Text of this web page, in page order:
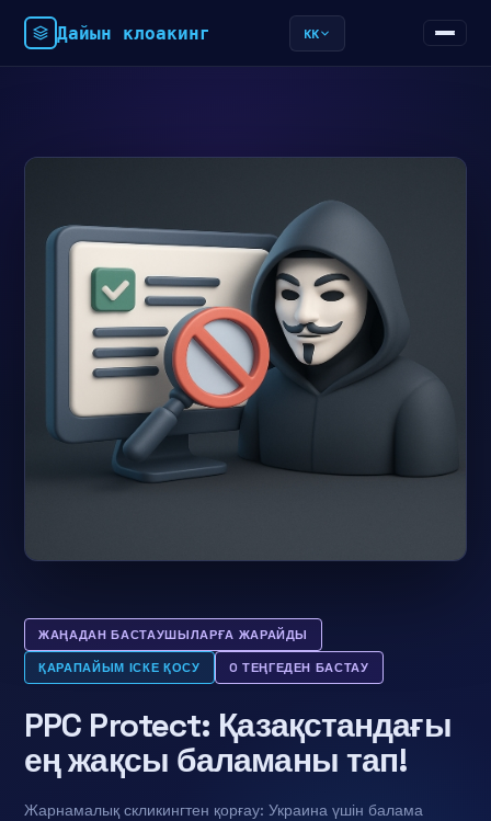
Дайын клоакинг KK
ЖАҢАДАН БАСТАУШЫЛАРҒА ЖАРАЙДЫ
ҚАРАПАЙЫМ ІСКЕ ҚОСУ 0 ТЕҢГЕДЕН БАСТАУ
PPC Protect: Қазақстандағы
ең жақсы баламаны тап!
Жарнамалық скликингтен қорғау: Украина үшін балама